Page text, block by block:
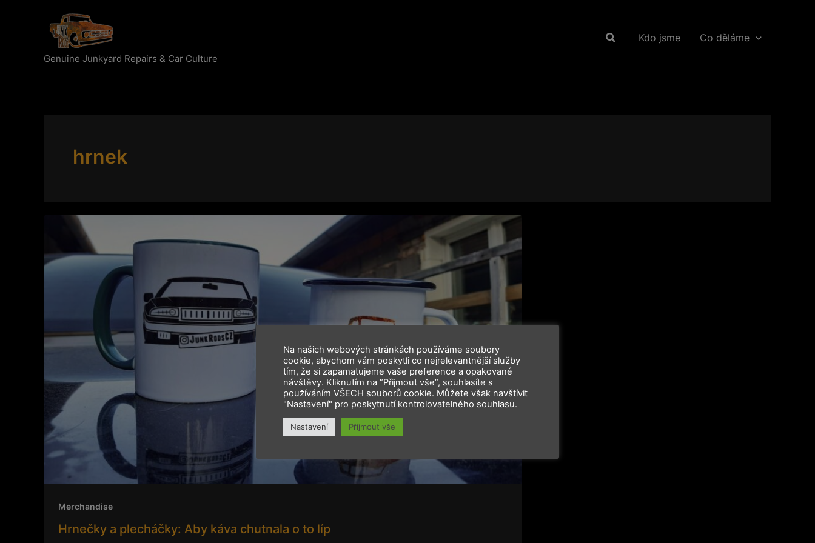
Genuine Junkyard Repairs & Car Culture
Hledat Kdo jsme Co děláme
hrnek
Merchandise
Hrnečky a plecháčky: Aby káva chutnala o to líp
Hrnečky
plecháčky:
chutnala
to
líp
Na našich webových stránkách používáme soubory
cookie, abychom vám poskytli co nejrelevantnější služby
tím, že si zapamatujeme vaše preference a opakované
návštěvy. Kliknutím na “Přijmout vše”, souhlasíte s
používáním VŠECH souborů cookie. Můžete však navštívit
"Nastavení" pro poskytnutí kontrolovatelného souhlasu.
Nastavení Přijmout vše